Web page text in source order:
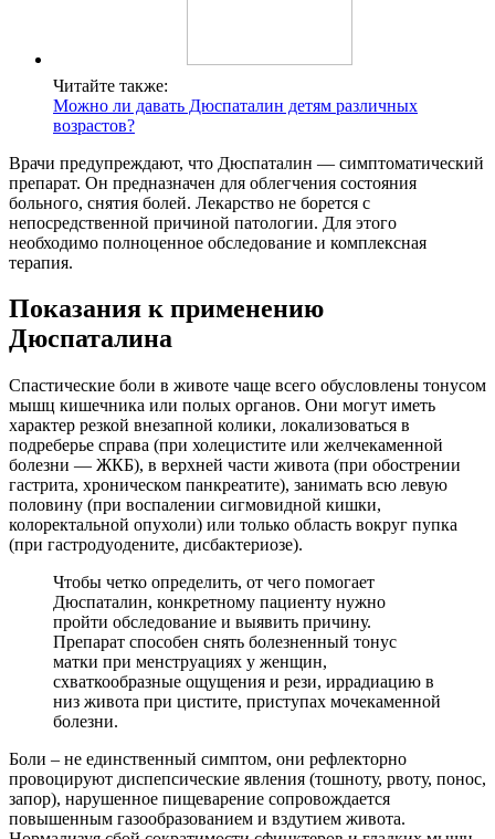
Читайте также:
Можно ли давать Дюспаталин детям различных
возрастов?
Врачи предупреждают, что Дюспаталин — симптоматический
препарат. Он предназначен для облегчения состояния
больного, снятия болей. Лекарство не борется с
непосредственной причиной патологии. Для этого
необходимо полноценное обследование и комплексная
терапия.
Показания к применению
Дюспаталина
Спастические боли в животе чаще всего обусловлены тонусом
мышц кишечника или полых органов. Они могут иметь
характер резкой внезапной колики, локализоваться в
подреберье справа (при холецистите или желчекаменной
болезни — ЖКБ), в верхней части живота (при обострении
гастрита, хроническом панкреатите), занимать всю левую
половину (при воспалении сигмовидной кишки,
колоректальной опухоли) или только область вокруг пупка
(при гастродуодените, дисбактериозе).
Чтобы четко определить, от чего помогает
Дюспаталин, конкретному пациенту нужно
пройти обследование и выявить причину.
Препарат способен снять болезненный тонус
матки при менструациях у женщин,
схваткообразные ощущения и рези, иррадиацию в
низ живота при цистите, приступах мочекаменной
болезни.
Боли – не единственный симптом, они рефлекторно
провоцируют диспепсические явления (тошноту, рвоту, понос,
запор), нарушенное пищеварение сопровождается
повышенным газообразованием и вздутием живота.